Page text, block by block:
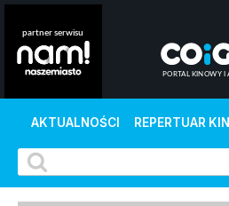
AKTUALNOŚCI REPERTUAR KIN